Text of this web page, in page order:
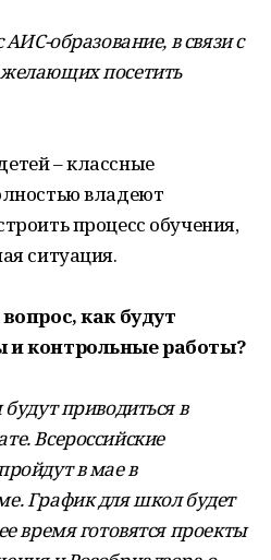
образование, в связи с
посетить
– классные
владеют
процесс обучения,
ситуация.
как будут
и контрольные работы?
приводиться в
Всероссийские
в мае в
График для школ будет
время готовятся проекты